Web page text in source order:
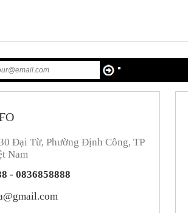
Đại Từ, Phường Định Công, TP
Nam
- 0836858888